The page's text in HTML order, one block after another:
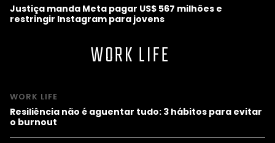
Justiça manda Meta pagar US$ 567 milhões e
restringir Instagram para jovens
WORK LIFE
WORK LIFE
Resiliência não é aguentar tudo: 3 hábitos para evitar
o burnout